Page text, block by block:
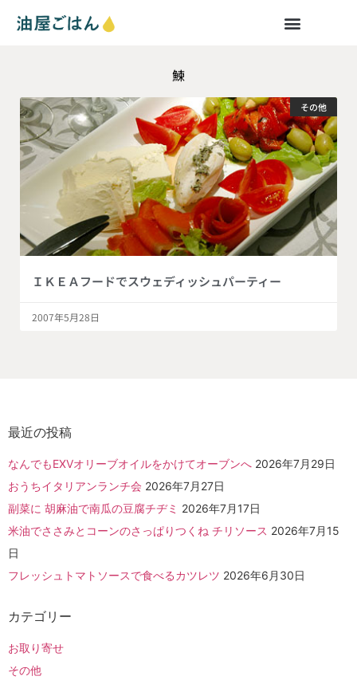
鰊
その他
ＩＫＥＡフードでスウェディッシュパーティー
2007年5月28日
最近の投稿
なんでもEXVオリーブオイルをかけてオーブンへ 2026年7月29日
おうちイタリアンランチ会 2026年7月27日
副菜に 胡麻油で南瓜の豆腐チヂミ 2026年7月17日
米油でささみとコーンのさっぱりつくね チリソース 2026年7月15
日
フレッシュトマトソースで食べるカツレツ 2026年6月30日
カテゴリー
お取り寄せ
その他